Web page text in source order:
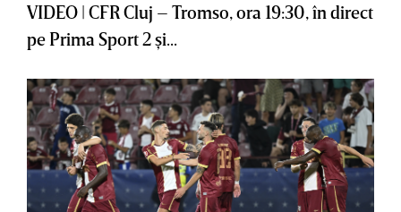
VIDEO | CFR Cluj – Tromso, ora 19:30, în direct
pe Prima Sport 2 şi...